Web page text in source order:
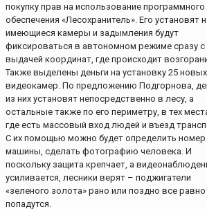
покупку прав на использование программного
обеспечения «Лесохранитель». Его установят
имеющиеся камеры и задымления будут
фиксироваться в автономном режиме сразу с
выдачей координат, где происходит
Также выделены деньги на установку 25 новых
видеокамер. По предложению Подгорнова,
из них установят непосредственно в лесу, а
остальные также по его периметру, в тех
где есть массовый вход людей и въезд
С их помощью можно будет определить номер
машины, сделать фотографию человека. И
поскольку защита крепчает, а
усиливается, лесники верят – поджигатели
«зеленого золота» рано или поздно все равно
попадутся.